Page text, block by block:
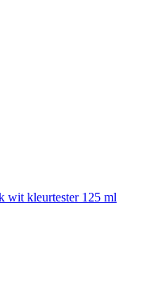
wit kleurtester 125 ml